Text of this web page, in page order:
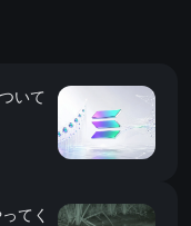
いて
てく